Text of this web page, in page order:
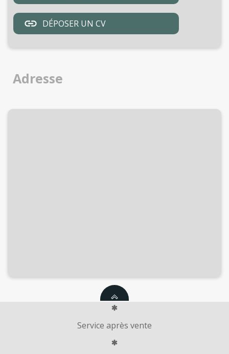
DÉPOSER UN CV
Adresse
Service après vente